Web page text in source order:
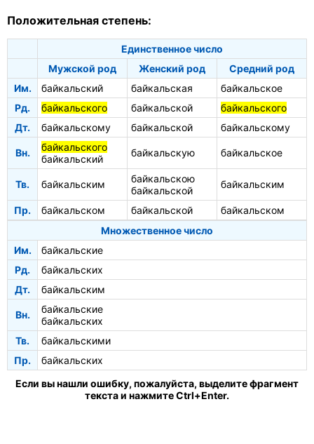
Положительная степень:
Единственное число
Мужской род
Женский род
Средний род
Им.
байкальский байкальская
байкальское
Рд.
байкальского байкальской
байкальского
Дт.
байкальскому байкальской байкальскому
Вн.
байкальского
байкальский
байкальскую байкальское
Тв. байкальским
байкальскою
байкальской
байкальским
Пр. байкальском байкальской
байкальском
Множественное число
Им.
байкальские
Рд.
байкальских
Дт.
байкальским
Вн.
байкальские
байкальских
Тв.
байкальскими
Пр.
байкальских
Если вы нашли ошибку, пожалуйста, выделите фрагмент
текста и нажмите Ctrl+Enter.